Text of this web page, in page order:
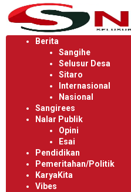
Langsung
ke
konten
Berita
Sangihe
Selusur Desa
Sitaro
Internasional
Nasional
Sangirees
Nalar Publik
Opini
Esai
Pendidikan
Pemeritahan/Politik
KaryaKita
Vibes